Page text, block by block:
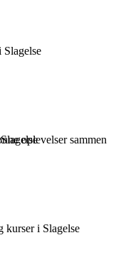
oplevelser sammen
kurser i Slagelse